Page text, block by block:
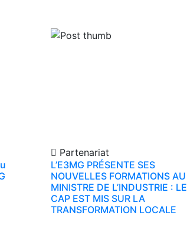
Partenariat
L’E3MG PRÉSENTE SES
NOUVELLES FORMATIONS AU
MINISTRE DE L’INDUSTRIE : LE
CAP EST MIS SUR LA
TRANSFORMATION LOCALE